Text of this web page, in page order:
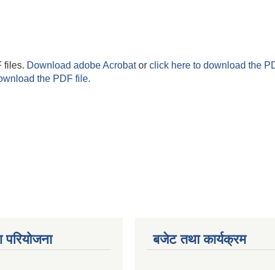
files. Download adobe Acrobator click here to download the
the PDF file.
परियोजना बजेट तथा कार्यक्रम